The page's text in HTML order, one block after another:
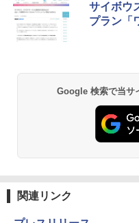
サイボウ
プラン「
Google 検索で当サ
関連リンク